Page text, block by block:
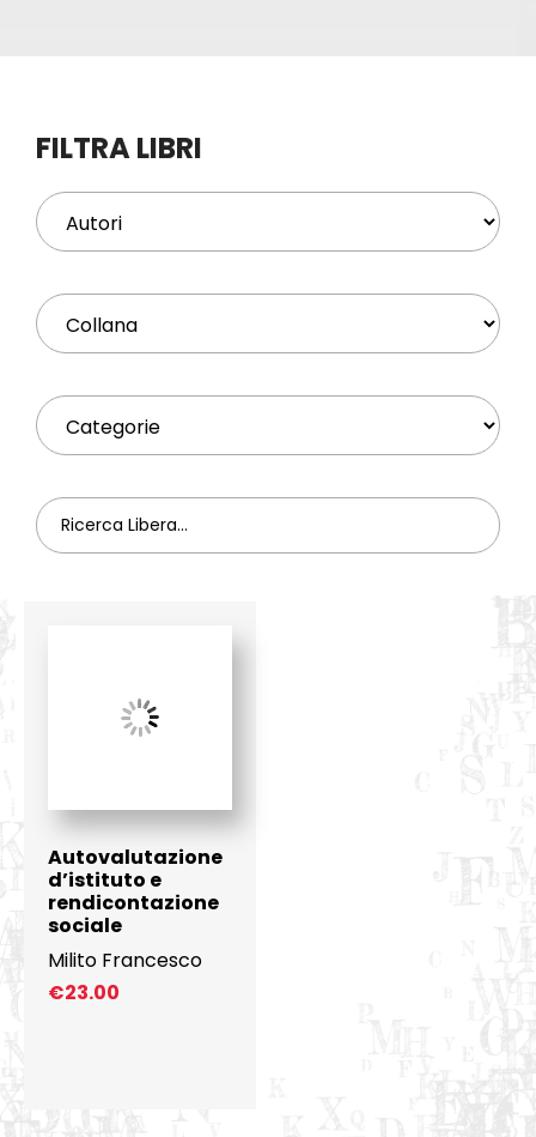
Profilo
FILTRA LIBRI
Autovalutazione
d’istituto e
rendicontazione
sociale
Milito Francesco
€23.00